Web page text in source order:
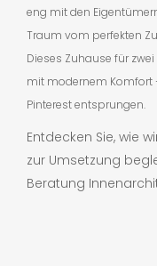
eng mit den
Traum vom perfekten
Dieses Zuhause für
mit modernem Komfort
Pinterest entsprungen.
Entdecken Sie, wie
zur Umsetzung
Beratung